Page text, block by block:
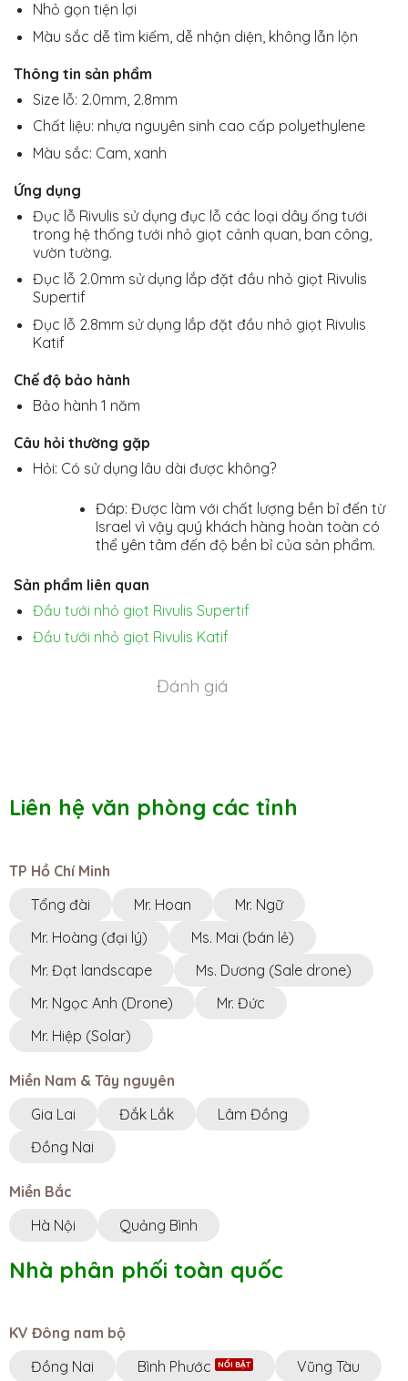
Nhỏ gọn tiện lợi
Màu sắc dễ tìm kiếm, dễ nhận diện, không lẫn lộn
Thông tin sản phẩm
Size lỗ: 2.0mm, 2.8mm
Chất liệu: nhựa nguyên sinh cao cấp polyethylene
Màu sắc: Cam, xanh
Ứng dụng
Đục lỗ Rivulis sử dụng đục lỗ các loại dây ống tưới
trong hệ thống tưới nhỏ giọt cảnh quan, ban công,
vườn tường.
Đục lỗ 2.0mm sử dụng lắp đặt đầu nhỏ giọt Rivulis
Supertif
Đục lỗ 2.8mm sử dụng lắp đặt đầu nhỏ giọt Rivulis
Katif
Chế độ bảo hành
Bảo hành 1 năm
Câu hỏi thường gặp
Hỏi: Có sử dụng lâu dài được không?
Đáp: Được làm với chất lượng bền bỉ đến từ
Israel vì vậy quý khách hàng hoàn toàn có
thể yên tâm đến độ bền bỉ của sản phẩm.
Sản phẩm liên quan
Đầu tưới nhỏ giọt Rivulis Supertif
Đầu tưới nhỏ giọt Rivulis Katif
Đánh giá
Liên hệ văn phòng các tỉnh
TP Hồ Chí Minh
Tổng đài
Mr. Hoan
Mr. Ngữ
Mr. Hoàng (đại lý)
Ms. Mai (bán lẻ)
Mr. Đạt landscape
Ms. Dương (Sale drone)
Mr. Ngọc Anh (Drone)
Mr. Đức
Mr. Hiệp (Solar)
Miền Nam & Tây nguyên
Gia Lai
Đắk Lắk
Lâm Đồng
Đồng Nai
Miền Bắc
Hà Nội
Quảng Bình
Nhà phân phối toàn quốc
KV Đông nam bộ
Đồng Nai
Bình Phước
Vũng Tàu